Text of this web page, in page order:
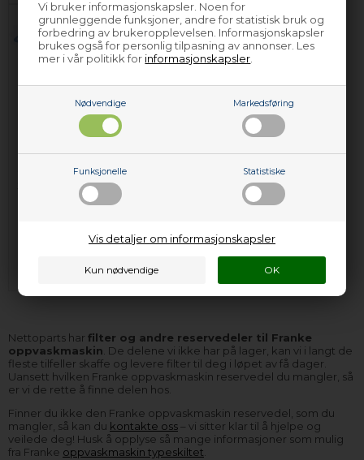
Vi bruker informasjonskapsler. Noen for
grunnleggende funksjoner, andre for statistisk bruk og
forbedring av brukeropplevelsen. Informasjonskapsler
brukes også for personlig tilpasning av annonser. Les
mer i vår politikk for informasjonskapsler
Nødvendige Markedsføring
Funksjonelle Statistiske
Vis detaljer om informasjonskapsler
Filter, Franke
oppvaskmaskin -
Svart (grov sil)
Legg i kurven
Lev. 2-4 virkedager).
Nettoparts har filter og andre reservedeler til Franke
oppvaskmaskin. De delene vi ikke har på lager, kan vi i langt de
fleste tilfeller skaffe og levere filter til deg i løpet av få dager.
Uansett hvilken Franke oppvaskmaskin reservedel du mangler, så
er vi de rette å finne delen hos.
Finner du ikke den Franke oppvaskmaskin reservedel, som du
mangler, så kan du kontakte oss– vi sitter klar til å hjelpe og
veilede deg! Husk å opplyse så mange informasjoner som mulig
fra Franke oppvaskmaskin typeskiltet.